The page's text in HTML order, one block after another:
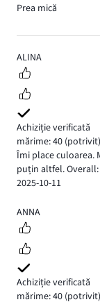
4
ALINA
Achiziție verificată
mărime: 40 (potrivit)
Îmi place culoarea.
puțin altfel.
2025-10-11
3
ANNA
Achiziție verificată
mărime: 40 (potrivit)
Prea mică